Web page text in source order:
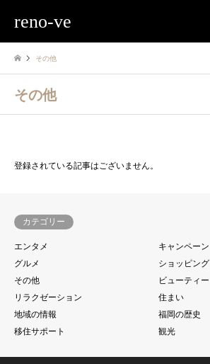
reno-ve
その他
その他
登録されている記事はございません。
カテゴリー
エンタメ
キャンペーン
グルメ
ショッピング
その他
ビューティー
リラクゼーション
住まい
地域の情報
福岡の歴史
移住サポート
観光